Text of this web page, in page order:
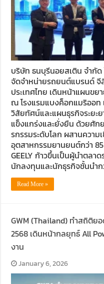
บริษัท ธนบุรีนอยสเติน จำกัด
จัดจำหน่ายรถยนต์แบรนด์ จีลี่
ประเทศไทย เดินหน้าแผนข
ณ โรงแรมแบงค็อกแมริออท
วิสัยทัศน์และแผนธุรกิจระยะ
แข็งแกร่งและยั่งยืน ด้วยศัก
รกรรมระดับโลก ผสานควา
อุตสาหกรรมยานยนต์กว่า
GEELY ก้าวขึ้นเป็นผู้นำตลา
นักลงทุนและนักธุรกิจชั้นนำก
Read More »
GWM (Thailand) ทำสถิติย
2568 เดินหน้ากลยุทธ์ All
งาน
January 6, 2026